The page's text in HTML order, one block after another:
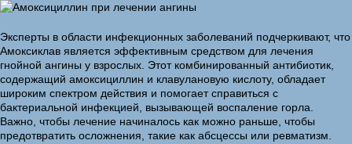
Эксперты в области инфекционных заболеваний подчеркивают, что
Амоксиклав является эффективным средством для лечения
гнойной ангины у взрослых. Этот комбинированный антибиотик,
содержащий амоксициллин и клавулановую кислоту, обладает
широким спектром действия и помогает справиться с
бактериальной инфекцией, вызывающей воспаление горла.
Важно, чтобы лечение начиналось как можно раньше, чтобы
предотвратить осложнения, такие как абсцессы или ревматизм.